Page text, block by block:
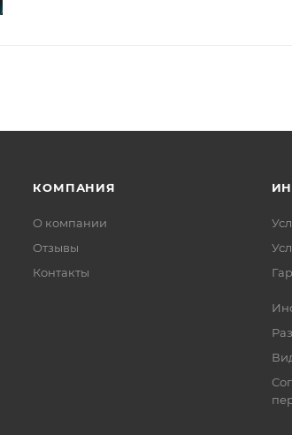
КОМПАНИЯ
О компании
Отзывы
Контакты